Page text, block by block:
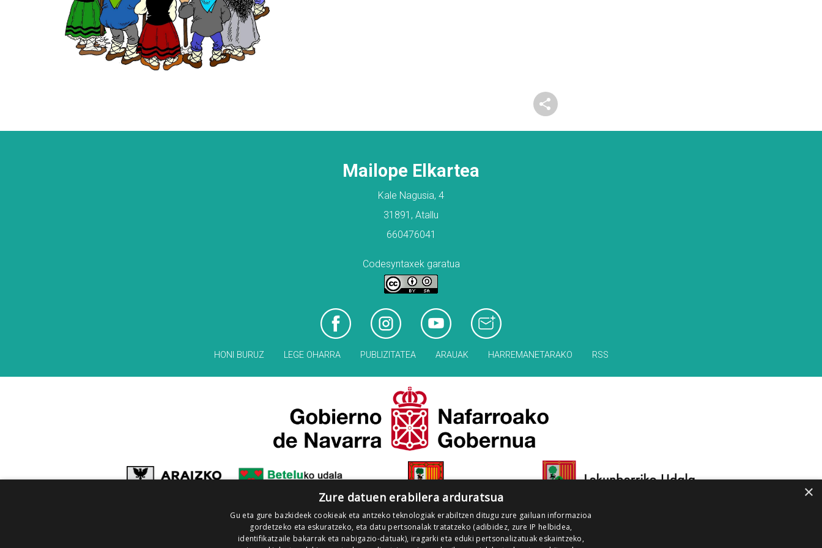
Mailope Elkartea
Kale Nagusia, 4
31891, Atallu
660476041
Codesyntaxek garatua
HONI BURUZ LEGE OHARRA PUBLIZITATEA ARAUAK HARREMANETARAKO RSS
×
Zure datuen erabilera arduratsua
Gu eta gure bazkideek cookieak eta antzeko teknologiak erabiltzen ditugu zure gailuan informazioa
gordetzeko eta eskuratzeko, eta datu pertsonalak tratatzeko (adibidez, zure IP helbidea,
identifikatzaile bakarrak eta nabigazio-datuak), iragarki eta eduki pertsonalizatuak eskaintzeko,